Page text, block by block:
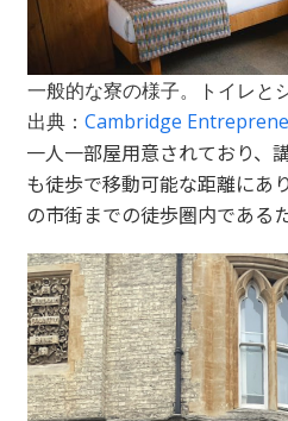
一般的な寮の様子。トイレと
出典： Cambridge
一人一部屋用意されており、
も徒歩で移動可能な距離にあ
の市街までの徒歩圏内である